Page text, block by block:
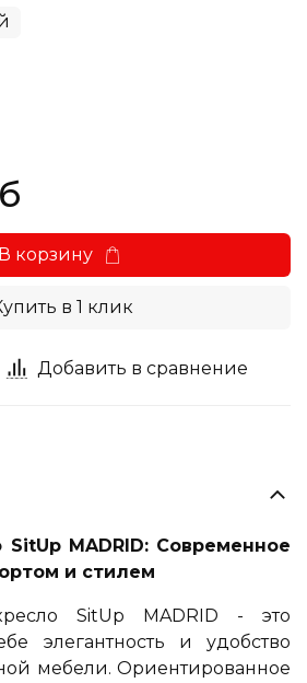
Добавить в сравнение
В корзину
в 1 клик
MADRID: Современное
и стилем
SitUp MADRID - это
элегантность и удобство
мебели. Ориентированное